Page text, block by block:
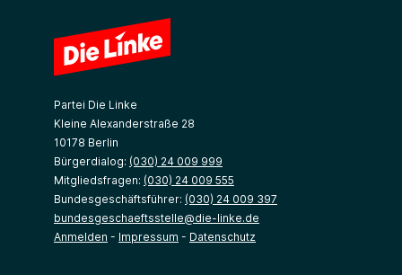
Partei Die Linke
Kleine Alexanderstraße 28
10178 Berlin
Bürgerdialog: (030) 24 009 999
Mitgliedsfragen: (030) 24 009 555
Bundesgeschäftsführer: (030) 24 009 397
bundesgeschaeftsstelle@die-linke.de
Anmelden - Impressum - Datenschutz